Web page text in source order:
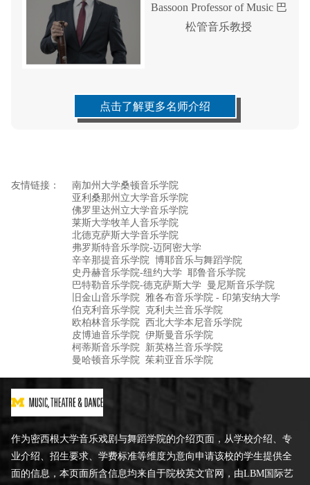
Bassoon Professor of Music 巴
松管音乐教授
点击了解更多名师介绍
友情链接：
南加州大学桑顿音乐学院
亚利桑那州立大学音乐学院
佛罗里达州立大学音乐学院
莱斯大学牧羊人音乐学院
北德克萨斯大学音乐学院
弗罗斯特音乐学院-迈阿密大学
辛辛那提音乐学院 博耶音乐与舞蹈学院
史丹赫音乐学院-纽约大学 耶鲁音乐学院
巴特勒音乐学院-德克萨斯大学 曼尼斯音乐学院
旧金山音乐学院 雅各布音乐学院 - 印第安纳大学
伯克利音乐学院 克利夫兰音乐学院
欧柏林音乐学院 西北大学本尼音乐学院
皮博迪音乐学院 伊斯曼音乐学院
柯蒂斯音乐学院 新英格兰音乐学院
曼哈顿音乐学院 茱莉亚音乐学院
作为密西根大学音乐戏剧与舞蹈学院的介绍页面，从学校介绍、专
业介绍、招生要求、学费标准等维度为意向申请该校的学生提供全
面的信息，本页面所含信息均来自于院校英文官网，由LBM国际艺